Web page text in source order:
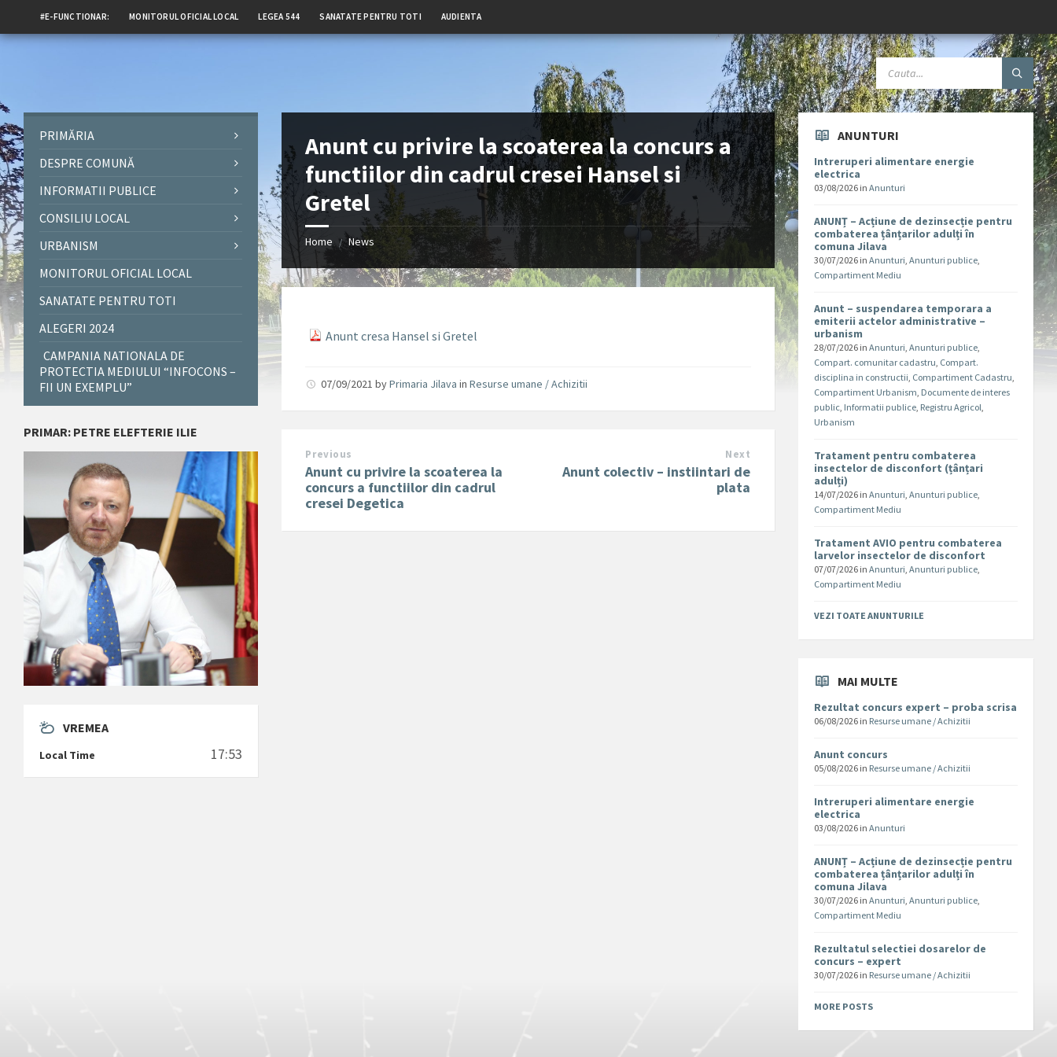
#E-FUNCTIONAR: MONITORUL OFICIAL LOCAL LEGEA 544 SANATATE PENTRU TOTI AUDIENTA
Anunt cu privire la scoaterea la concurs a
functiilor din cadrul cresei Hansel si
Gretel
Home / News
Anunt cresa Hansel si Gretel
07/09/2021byPrimaria Jilava inResurse umane / Achizitii
Previous
Anunt cu privire la scoaterea la
concurs a functiilor din cadrul
cresei Degetica
Next
Anunt colectiv – instiintari de
plata
PRIMĂRIA
DESPRE COMUNĂ
INFORMATII PUBLICE
CONSILIU LOCAL
URBANISM
MONITORUL OFICIAL LOCAL
SANATATE PENTRU TOTI
ALEGERI 2024
CAMPANIA NATIONALA DE
PROTECTIA MEDIULUI “INFOCONS –
FII UN EXEMPLU”
PRIMAR: PETRE ELEFTERIE ILIE
VREMEA
Local Time 17:53
ANUNTURI
Intreruperi alimentare energie
electrica
03/08/2026 inAnunturi
ANUNȚ – Acțiune de dezinsecție pentru
combaterea țânțarilor adulți în
comuna Jilava
30/07/2026 inAnunturi,Anunturi publice,
Compartiment Mediu
Anunt – suspendarea temporara a
emiterii actelor administrative –
urbanism
28/07/2026 inAnunturi,Anunturi publice,
Compart. comunitar cadastru, Compart.
disciplina in constructii, Compartiment Cadastru,
Compartiment Urbanism, Documente de interes
public, Informatii publice, Registru Agricol,
Urbanism
Tratament pentru combaterea
insectelor de disconfort (țânțari
adulți)
14/07/2026 inAnunturi,Anunturi publice,
Compartiment Mediu
Tratament AVIO pentru combaterea
larvelor insectelor de disconfort
07/07/2026 inAnunturi,Anunturi publice,
Compartiment Mediu
VEZI TOATE ANUNTURILE
MAI MULTE
Rezultat concurs expert – proba scrisa
06/08/2026 in Resurse umane / Achizitii
Anunt concurs
05/08/2026 in Resurse umane / Achizitii
Intreruperi alimentare energie
electrica
03/08/2026 inAnunturi
ANUNȚ – Acțiune de dezinsecție pentru
combaterea țânțarilor adulți în
comuna Jilava
30/07/2026 inAnunturi,Anunturi publice,
Compartiment Mediu
Rezultatul selectiei dosarelor de
concurs – expert
30/07/2026 in Resurse umane / Achizitii
MORE POSTS